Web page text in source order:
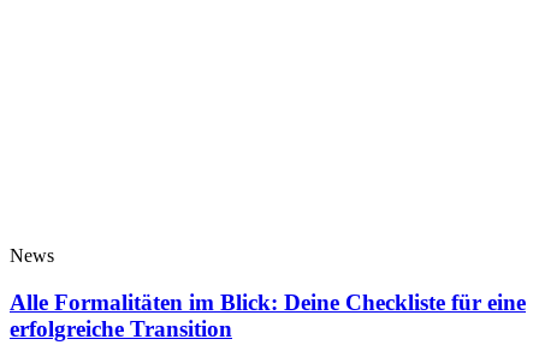
News
Alle Formalitäten im Blick: Deine Checkliste für eine
erfolgreiche Transition